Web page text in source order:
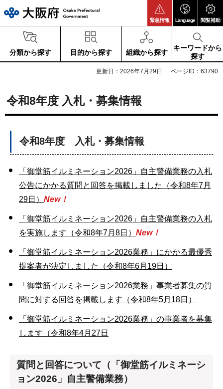
緊急情報 Language 閲覧補助
分類から探す 目的から探す 組織から探す
キーワードから
探す
更新日：2026年7月29日 ページID：63790
令和8年度 入札・募集情報
令和8年度 入札・募集情報
「御堂筋イルミネーション2026」自主警備業務の入札
公告にかかる質問と回答を掲載しました（令和8年7月
29日） New！
「御堂筋イルミネーション2026」自主警備業務の入札
を実施します（令和8年7月8日） New！
「御堂筋イルミネーション2026業務」にかかる最優秀
提案者が決定しました（令和8年6月19日）
「御堂筋イルミネーション2026業務」事業者募集の質
問に対する回答を掲載します（令和8年5月18日）
「御堂筋イルミネーション2026業務」の事業者を募集
します（令和8年4月27日
質問と回答について（「御堂筋イルミネーシ
ョン2026」自主警備業務）